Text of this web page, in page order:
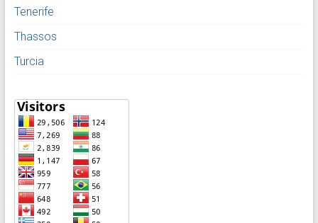
Tenerife
Thassos
Turcia